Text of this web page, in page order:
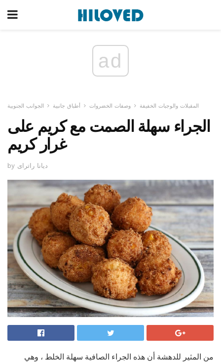
ad
المقبلات والوجبات الخفيفة وصفات الخضروات أطباق جانبية الجوانب الجنوبية
الجراء سهلة الصمت مع كريم على
غرار كريم
by ديانا راتراى
من المثير للدهشة أن هذه الجراء الصافية سهلة الخلط ، وهي